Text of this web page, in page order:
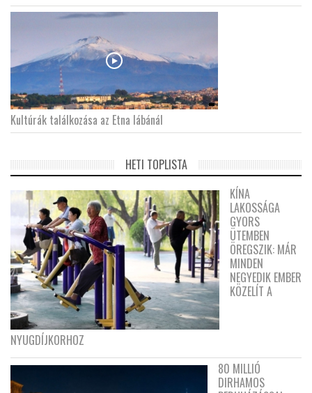
Kultúrák találkozása az Etna lábánál
HETI TOPLISTA
KÍNA
LAKOSSÁGA
GYORS
ÜTEMBEN
ÖREGSZIK: MÁR
MINDEN
NEGYEDIK EMBER
KÖZELÍT A
NYUGDÍJKORHOZ
80 MILLIÓ
DIRHAMOS